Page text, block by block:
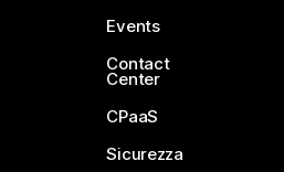
Events
Contact
Center
CPaaS
Sicurezza